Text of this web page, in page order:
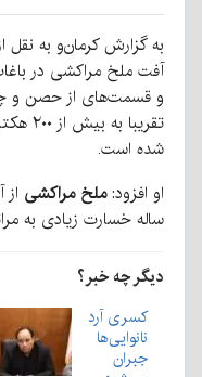
به گزارش کرمان‌و به نقل
آفت ملخ مراکشی در
و قسمت‌های از حصن و
تقریبا به بیش از ۲۰۰ هکتار از باغات این مناطق
شده است.
او افزود:ملخ مراکشی
ساله خسارت زیادی به
دیگر چه خبر؟
کسری آرد
نانوایی‌ها
جبران